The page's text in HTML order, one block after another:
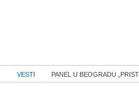
VESTI PANEL U BEOGRADU